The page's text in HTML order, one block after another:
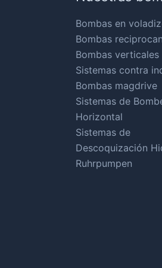
Bombas en
Bombas
Bombas verticales
Sistemas contra
Bombas magdrive
Sistemas de
Horizontal
Sistemas de
Descoquización
Ruhrpumpen